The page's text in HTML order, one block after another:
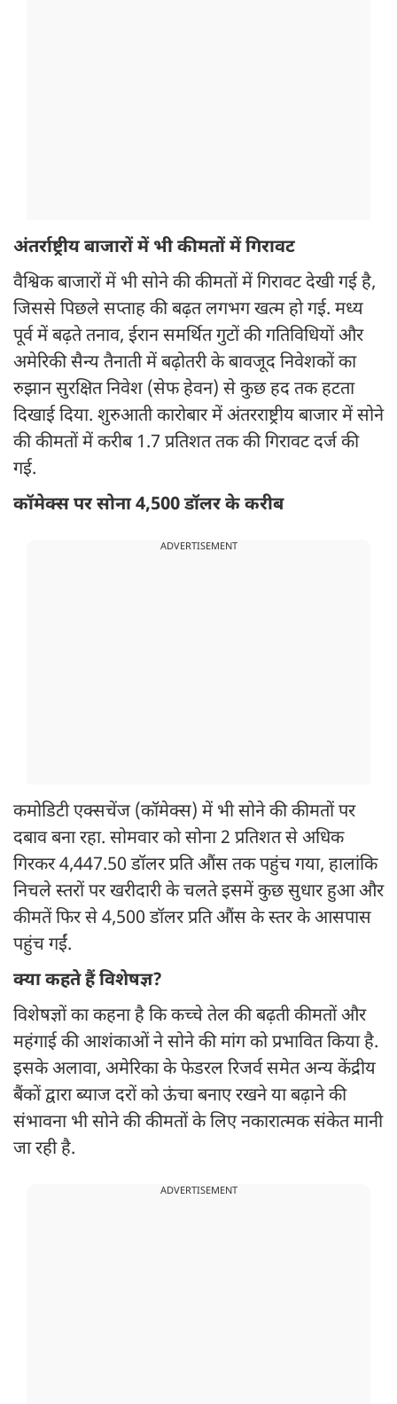
अंतर्राष्ट्रीय बाजारों में भी कीमतों में गिरावट
वैश्विक बाजारों में भी सोने की कीमतों में गिरावट देखी गई है,
जिससे पिछले सप्ताह की बढ़त लगभग खत्म हो गई. मध्य
पूर्व में बढ़ते तनाव, ईरान समर्थित गुटों की गतिविधियों और
अमेरिकी सैन्य तैनाती में बढ़ोतरी के बावजूद निवेशकों का
रुझान सुरक्षित निवेश (सेफ हेवन) से कुछ हद तक हटता
दिखाई दिया. शुरुआती कारोबार में अंतरराष्ट्रीय बाजार में सोने
की कीमतों में करीब 1.7 प्रतिशत तक की गिरावट दर्ज की
गई.
कॉमेक्स पर सोना 4,500 डॉलर के करीब
ADVERTISEMENT
कमोडिटी एक्सचेंज (कॉमेक्स) में भी सोने की कीमतों पर
दबाव बना रहा. सोमवार को सोना 2 प्रतिशत से अधिक
गिरकर 4,447.50 डॉलर प्रति औंस तक पहुंच गया, हालांकि
निचले स्तरों पर खरीदारी के चलते इसमें कुछ सुधार हुआ और
कीमतें फिर से 4,500 डॉलर प्रति औंस के स्तर के आसपास
पहुंच गईं.
क्या कहते हैं विशेषज्ञ?
विशेषज्ञों का कहना है कि कच्चे तेल की बढ़ती कीमतों और
महंगाई की आशंकाओं ने सोने की मांग को प्रभावित किया है.
इसके अलावा, अमेरिका के फेडरल रिजर्व समेत अन्य केंद्रीय
बैंकों द्वारा ब्याज दरों को ऊंचा बनाए रखने या बढ़ाने की
संभावना भी सोने की कीमतों के लिए नकारात्मक संकेत मानी
जा रही है.
ADVERTISEMENT